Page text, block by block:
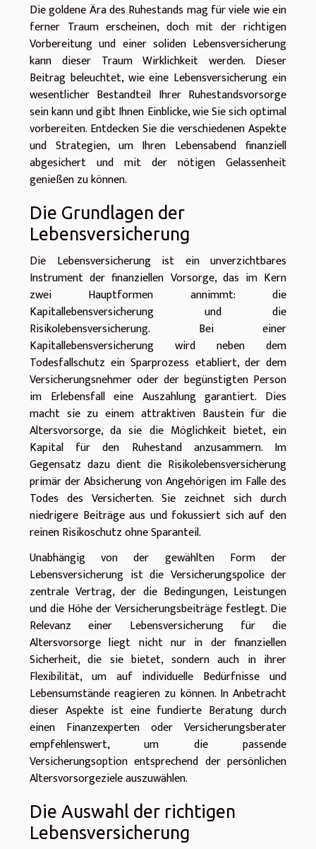
Die goldene Ära des Ruhestands mag für viele wie ein
ferner Traum erscheinen, doch mit der richtigen
Vorbereitung und einer soliden Lebensversicherung
kann dieser Traum Wirklichkeit werden. Dieser
Beitrag beleuchtet, wie eine Lebensversicherung ein
wesentlicher Bestandteil Ihrer Ruhestandsvorsorge
sein kann und gibt Ihnen Einblicke, wie Sie sich optimal
vorbereiten. Entdecken Sie die verschiedenen Aspekte
und Strategien, um Ihren Lebensabend finanziell
abgesichert und mit der nötigen Gelassenheit
genießen zu können.
Die Grundlagen der
Lebensversicherung
Die Lebensversicherung ist ein unverzichtbares
Instrument der finanziellen Vorsorge, das im Kern
zwei Hauptformen annimmt: die
Kapitallebensversicherung und die
Risikolebensversicherung. Bei einer
Kapitallebensversicherung wird neben dem
Todesfallschutz ein Sparprozess etabliert, der dem
Versicherungsnehmer oder der begünstigten Person
im Erlebensfall eine Auszahlung garantiert. Dies
macht sie zu einem attraktiven Baustein für die
Altersvorsorge, da sie die Möglichkeit bietet, ein
Kapital für den Ruhestand anzusammern. Im
Gegensatz dazu dient die Risikolebensversicherung
primär der Absicherung von Angehörigen im Falle des
Todes des Versicherten. Sie zeichnet sich durch
niedrigere Beiträge aus und fokussiert sich auf den
reinen Risikoschutz ohne Sparanteil.
Unabhängig von der gewählten Form der
Lebensversicherung ist die Versicherungspolice der
zentrale Vertrag, der die Bedingungen, Leistungen
und die Höhe der Versicherungsbeiträge festlegt. Die
Relevanz einer Lebensversicherung für die
Altersvorsorge liegt nicht nur in der finanziellen
Sicherheit, die sie bietet, sondern auch in ihrer
Flexibilität, um auf individuelle Bedürfnisse und
Lebensumstände reagieren zu können. In Anbetracht
dieser Aspekte ist eine fundierte Beratung durch
einen Finanzexperten oder Versicherungsberater
empfehlenswert, um die passende
Versicherungsoption entsprechend der persönlichen
Altersvorsorgeziele auszuwählen.
Die Auswahl der richtigen
Lebensversicherung